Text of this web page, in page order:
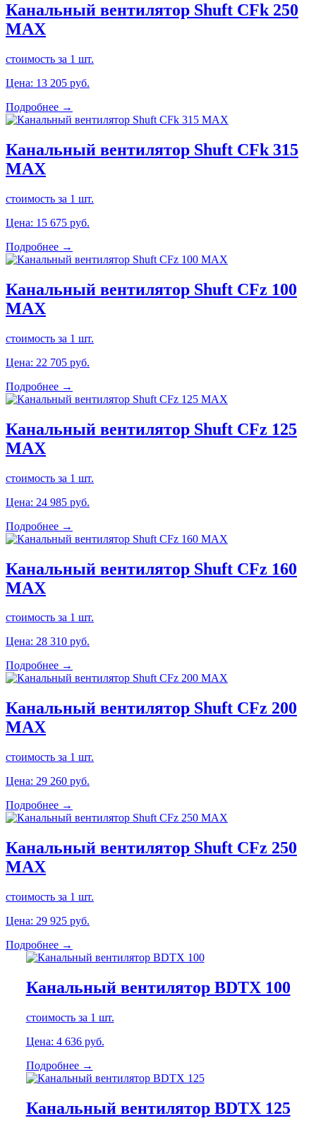
Канальный вентилятор Shuft CFk 250
MAX
стоимость за 1 шт.
Цена: 13 205 руб.
Подробнее →
Канальный вентилятор Shuft CFk 315
MAX
стоимость за 1 шт.
Цена: 15 675 руб.
Подробнее →
Канальный вентилятор Shuft CFz 100
MAX
стоимость за 1 шт.
Цена: 22 705 руб.
Подробнее →
Канальный вентилятор Shuft CFz 125
MAX
стоимость за 1 шт.
Цена: 24 985 руб.
Подробнее →
Канальный вентилятор Shuft CFz 160
MAX
стоимость за 1 шт.
Цена: 28 310 руб.
Подробнее →
Канальный вентилятор Shuft CFz 200
MAX
стоимость за 1 шт.
Цена: 29 260 руб.
Подробнее →
Канальный вентилятор Shuft CFz 250
MAX
стоимость за 1 шт.
Цена: 29 925 руб.
Подробнее →
Канальный вентилятор BDTX 100
стоимость за 1 шт.
Цена: 4 636руб.
Подробнее →
Канальный вентилятор BDTX 125